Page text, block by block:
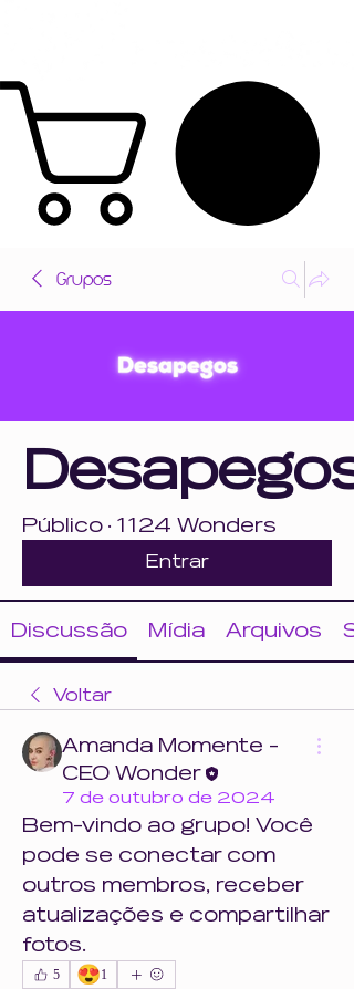
Grupos
Desapegos
Público · 1124 Wonders
Entrar
Discussão Mídia Arquivos
Voltar
Amanda Momente -
CEO Wonder
7 de outubro de 2024
Bem-vindo ao grupo! Você
pode se conectar com
outros membros, receber
atualizações e compartilhar
fotos.
5 😍1